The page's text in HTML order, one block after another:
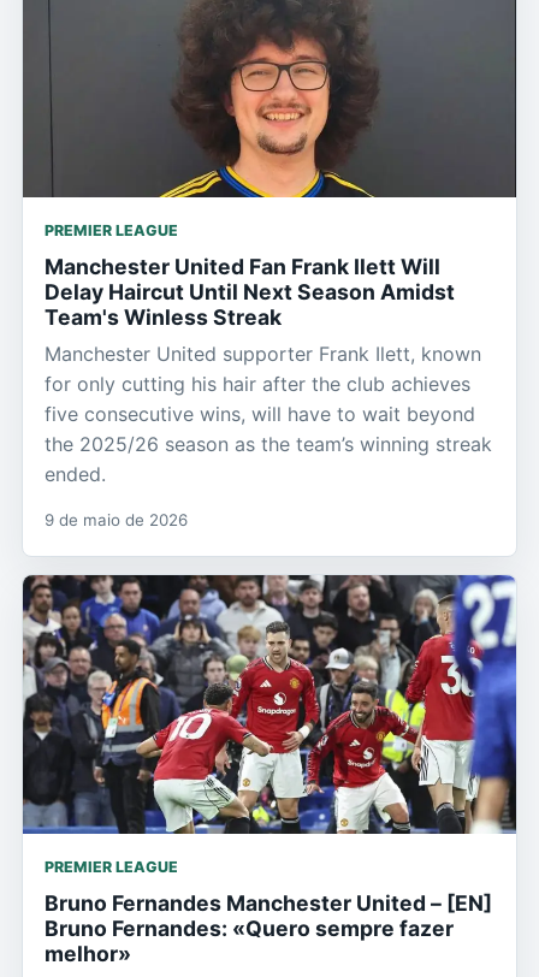
PREMIER LEAGUE
Manchester United Fan Frank Ilett Will
Delay Haircut Until Next Season Amidst
Team's Winless Streak
Manchester United supporter Frank Ilett, known
for only cutting his hair after the club achieves
five consecutive wins, will have to wait beyond
the 2025/26 season as the team’s winning streak
ended.
9 de maio de 2026
PREMIER LEAGUE
Bruno Fernandes Manchester United – [EN]
Bruno Fernandes: «Quero sempre fazer
melhor»